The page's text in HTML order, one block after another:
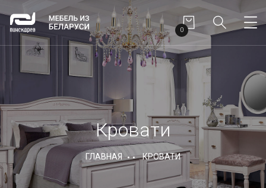
0
Кровати
ГЛАВНАЯ КРОВАТИ